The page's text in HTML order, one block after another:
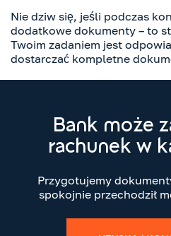
Nie dziw się, jeśli podczas
dodatkowe dokumenty – to
Twoim zadaniem jest
dostarczać kompletne
Bank może
rachunek w
Przygotujemy
spokojnie przechodził